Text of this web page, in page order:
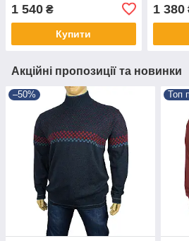
1 540 ₴
Купити
1 380
Акційні пропозиції та новинки
–50% Топ